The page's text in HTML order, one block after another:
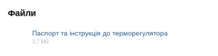
Файли
Паспорт та інструкція до терморегулятора
3.7 МБ